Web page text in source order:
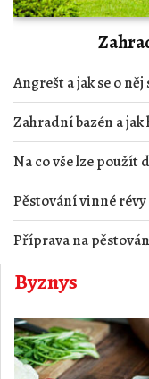
Angrešt a jak se o něj
Zahradní bazén a
Na co vše lze použít
Pěstování vinné révy
Příprava na
Byznys